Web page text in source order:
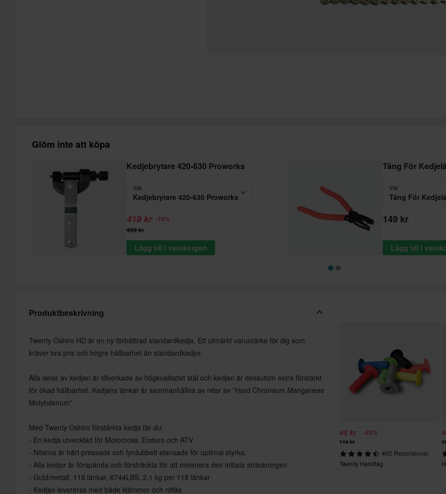
Glöm inte att köpa
Kedjebrytare 420-630 Proworks
Välj
Kedjebrytare 420-630 Proworks
419 kr -16%
499 kr
Lägg till i varukorgen
Tång För
Välj
Tång För
149 kr
Lägg till i
Produktbeskrivning
Twenty Oshiro HD är en ny förbättrad standardkedja. Ett utmärkt varumärke för dig som
kräver bra pris och högre hållbarhet än standardkedjor.
Alla delar av kedjan är tillverkade av högkvalitativt stål och kedjan är dessutom extra förstärkt
för ökad hållbarhet. Kedjans länkar är sammanhållna av nitar av ”Hard Chromium Manganese
Molybdenum”
Med Twenty Oshiro förstärkta kedja får du:
- En kedja utvecklad för Motocross, Enduro och ATV
- Nitarna är hårt pressade och fyrdubbelt stansade för optimal styrka.
- Alla kedjor är förspända och försträckta för att minimera den initiala sträckningen
- Guld/metall, 118 länkar, 6744LBS, 2,1 kg per 118 länkar
- Kedjan levereras med både klämmor och nitlås
45 kr -62%
119 kr
492 Recensioner
Twenty Handtag